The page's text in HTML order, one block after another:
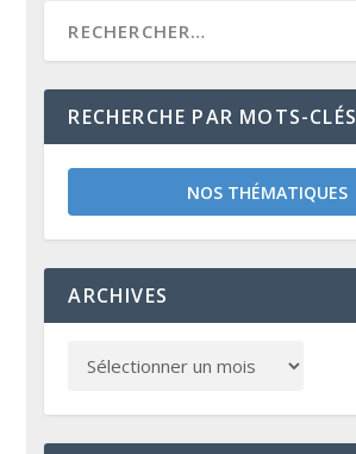
RECHERCHE PAR MOTS-CLÉS
NOS THÉMATIQUES
ARCHIVES